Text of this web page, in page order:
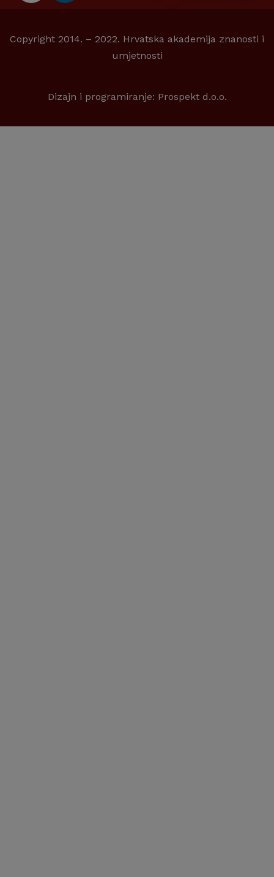
Copyright 2014. – 2022. Hrvatska akademija znanosti i
umjetnosti
Dizajn i programiranje: Prospekt d.o.o.